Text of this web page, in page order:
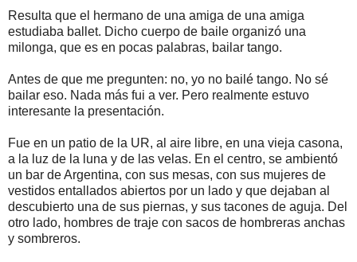
Resulta que el hermano de una amiga de una amiga
estudiaba ballet. Dicho cuerpo de baile organizó una
milonga, que es en pocas palabras, bailar tango.
Antes de que me pregunten: no, yo no bailé tango. No sé
bailar eso. Nada más fui a ver. Pero realmente estuvo
interesante la presentación.
Fue en un patio de la UR, al aire libre, en una vieja casona,
a la luz de la luna y de las velas. En el centro, se ambientó
un bar de Argentina, con sus mesas, con sus mujeres de
vestidos entallados abiertos por un lado y que dejaban al
descubierto una de sus piernas, y sus tacones de aguja. Del
otro lado, hombres de traje con sacos de hombreras anchas
y sombreros.